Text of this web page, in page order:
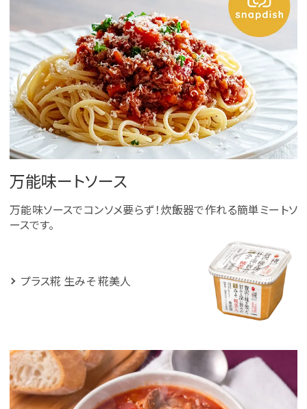
万能味ートソース
万能味ソースでコンソメ要らず！炊飯器で作れる簡単ミートソ
ースです。
プラス糀 生みそ 糀美人